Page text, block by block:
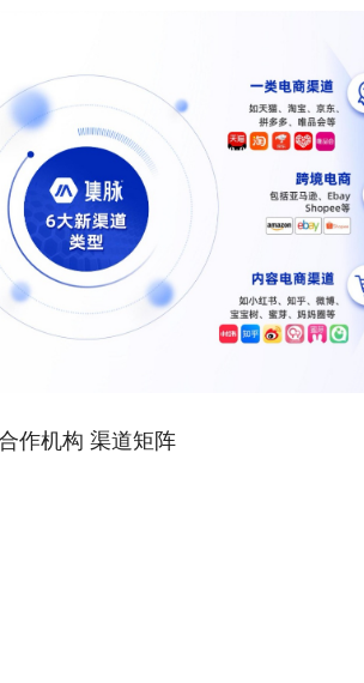
作机构 渠道矩阵